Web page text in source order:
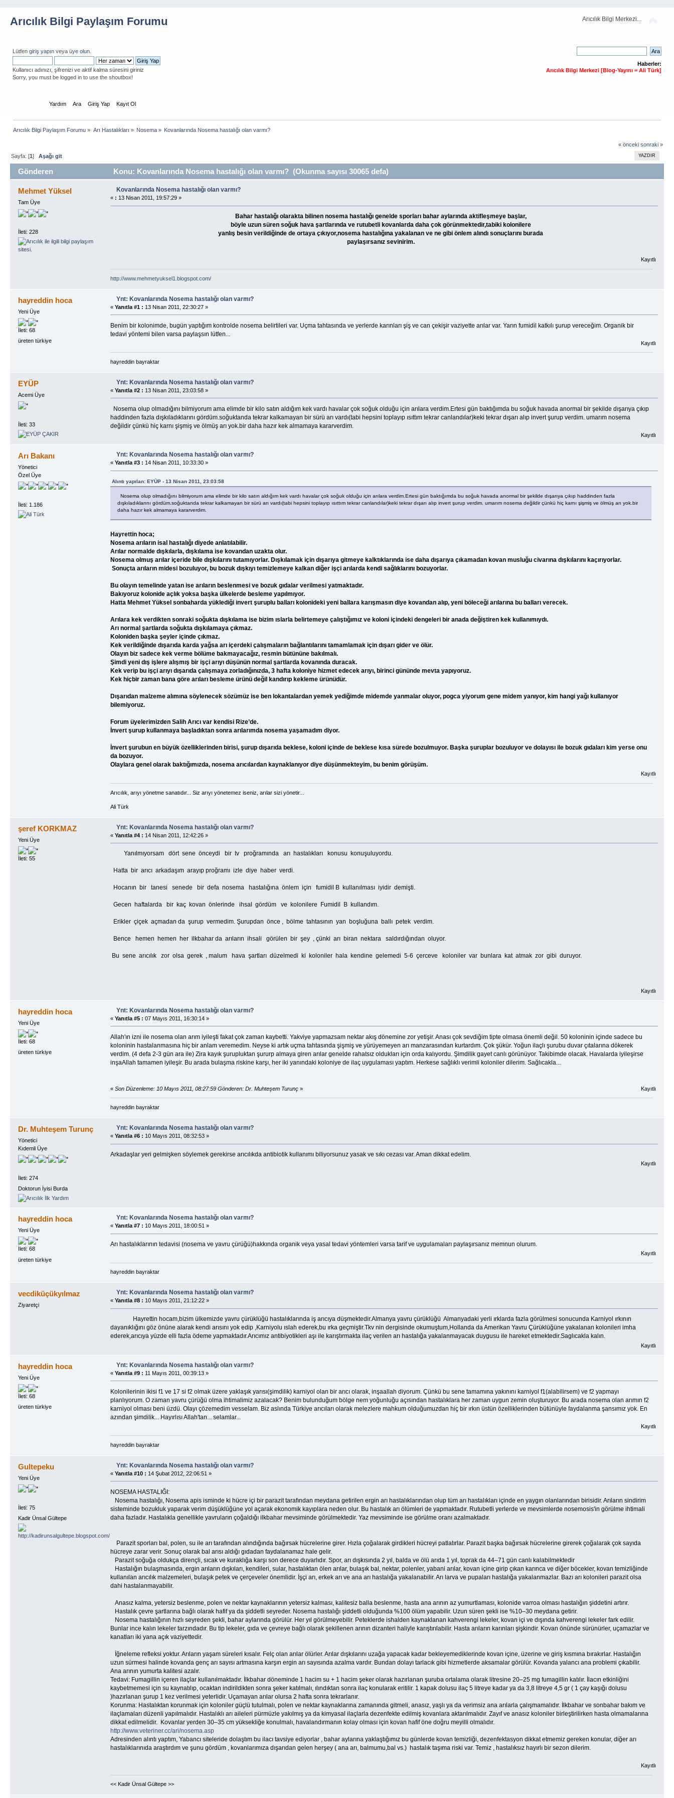
Arıcılık Bilgi Paylaşım Forumu Arıcılık Bilgi Merkezi...
Lütfen giriş yapın veya üye olun
Kullanıcı adınızı, şifrenizi ve aktif kalma süresini giriniz
Sorry, you must be logged in to use the shoutbox!
Haberler:
Arıcılık Bilgi Merkezi [Blog-Yayını = Ali Türk]
Yardım Ara Giriş Yap Kayıt Ol
Arıcılık Bilgi Paylaşım Forumu » Arı Hastalıkları » Nosema» Kovanlarında Nosema hastalığı olan varmı?
« önceki sonraki »
YAZDIR
Sayfa: [1]Aşağı git
Gönderen Konu: Kovanlarında Nosema hastalığı olan varmı? (Okunma sayısı 30065 defa)
Mehmet Yüksel
Tam Üye
İleti: 228
Kovanlarında Nosema hastalığı olan varmı?
« : 13 Nisan 2011, 19:57:29 »
Bahar hastalığı olarakta bilinen nosema hastalığı genelde sporları bahar aylarında aktifleşmeye başlar,
böyle uzun süren soğuk hava şartlarında ve rutubetli kovanlarda daha çok görünmektedir,tabiki kolonilere
yanlış besin verildiğinde de ortaya çıkıyor,nosema hastalığına yakalanan ve ne gibi önlem alındı sonuçlarını burada
paylaşırsanız sevinirim.
Kayıtlı
http://www.mehmetyuksel1.blogspot.com/
hayreddin hoca
Yeni Üye
İleti: 68
üreten türkiye
Ynt: Kovanlarında Nosema hastalığı olan varmı?
« Yanıtla #1 : 13 Nisan 2011, 22:30:27 »
Benim bir kolonimde, bugün yaptığım kontrolde nosema belirtileri var. Uçma tahtasında ve yerlerde karınları şiş ve can çekişir vaziyette arılar var. Yarın fumidil katkılı şurup vereceğim. Organik bir
tedavi yöntemi bilen varsa paylaşsın lütfen...
Kayıtlı
hayreddin bayraktar
EYÜP
Acemi Üye
İleti: 33
Ynt: Kovanlarında Nosema hastalığı olan varmı?
« Yanıtla #2 : 13 Nisan 2011, 23:03:58 »
Nosema olup olmadığını bilmiyorum ama elimde bir kilo satın aldığım kek vardı havalar çok soğuk olduğu için arılara verdim.Ertesi gün baktığımda bu soğuk havada anormal bir şekilde dışarıya çıkıp
haddinden fazla dışkıladıklarını gördüm.soğuktanda tekrar kalkamayan bir sürü arı vardı(tabi hepsini toplayıp ısıttım tekrar canlandılar)keki tekrar dışarı alıp invert şurup verdim. umarım nosema
değildir çünkü hiç karnı şişmiş ve ölmüş arı yok.bir daha hazır kek almamaya kararverdim.
Kayıtlı
Arı Bakanı
Yönetici
Özel Üye
İleti: 1.186
Ynt: Kovanlarında Nosema hastalığı olan varmı?
« Yanıtla #3 : 14 Nisan 2011, 10:33:30 »
Alıntı yapılan: EYÜP - 13 Nisan 2011, 23:03:58
Nosema olup olmadığını bilmiyorum ama elimde bir kilo satın aldığım kek vardı havalar çok soğuk olduğu için arılara verdim.Ertesi gün baktığımda bu soğuk havada anormal bir şekilde dışarıya çıkıp haddinden fazla
dışkıladıklarını gördüm.soğuktanda tekrar kalkamayan bir sürü arı vardı(tabi hepsini toplayıp ısıttım tekrar canlandılar)keki tekrar dışarı alıp invert şurup verdim. umarım nosema değildir çünkü hiç karnı şişmiş ve ölmüş arı yok.bir
daha hazır kek almamaya kararverdim.
Hayrettin hoca;
Nosema arıların isal hastalığı diyede anlatılabilir.
Arılar normalde dışkılarla, dışkılama ise kovandan uzakta olur.
Nosema olmuş arılar içeride bile dışkılarını tutamıyorlar. Dışkılamak için dışarıya gitmeye kalktıklarında ise daha dışarıya çıkamadan kovan musluğu civarına dışkılarını kaçırıyorlar.
Sonuçta arıların midesi bozuluyor, bu bozuk dışkıyı temizlemeye kalkan diğer işçi arılarda kendi sağlıklarını bozuyorlar.
Bu olayın temelinde yatan ise arıların beslenmesi ve bozuk gıdalar verilmesi yatmaktadır.
Bakıyoruz kolonide açlık yoksa başka ülkelerde besleme yapılmıyor.
Hatta Mehmet Yüksel sonbaharda yüklediği invert şuruplu balları kolonideki yeni ballara karışmasın diye kovandan alıp, yeni böleceği arılarına bu balları verecek.
Arılara kek verdikten sonraki soğukta dışkılama ise bizim ıslarla belirtemeye çalıştığımız ve koloni içindeki dengeleri bir anada değiştiren kek kullanımıydı.
Arı normal şartlarda soğukta dışkılamaya çıkmaz.
Koloniden başka şeyler içinde çıkmaz.
Kek verildiğinde dışarıda karda yağsa arı içerdeki çalışmaların bağlantılarını tamamlamak için dışarı gider ve ölür.
Olayın biz sadece kek verme bölüme bakmayacağız, resmin bütününe bakılmalı.
Şimdi yeni dış işlere alışmış bir işçi arıyı düşünün normal şartlarda kovanında duracak.
Kek verip bu işçi arıyı dışarıda çalışmaya zorladığınızda, 3 hafta koloniye hizmet edecek arıyı, birinci gününde mevta yapıyoruz.
Kek hiçbir zaman bana göre arıları besleme ürünü değil kandırıp kekleme ürünüdür.
Dışarıdan malzeme alımına söylenecek sözümüz ise ben lokantalardan yemek yediğimde midemde yanmalar oluyor, pogca yiyorum gene midem yanıyor, kim hangi yağı kullanıyor
bilemiyoruz.
Forum üyelerimizden Salih Arıcı var kendisi Rize’de.
İnvert şurup kullanmaya başladıktan sonra arılarımda nosema yaşamadım diyor.
İnvert şurubun en büyük özelliklerinden birisi, şurup dışarıda beklese, koloni içinde de beklese kısa sürede bozulmuyor. Başka şuruplar bozuluyor ve dolayısı ile bozuk gıdaları kim yerse onu
da bozuyor.
Olaylara genel olarak baktığımızda, nosema arıcılardan kaynaklanıyor diye düşünmekteyim, bu benim görüşüm.
Kayıtlı
Arıcılık, arıyı yönetme sanatıdır... Siz arıyı yönetemez iseniz, arılar sizi yönetir...
Ali Türk
şeref KORKMAZ
Yeni Üye
İleti: 55
Ynt: Kovanlarında Nosema hastalığı olan varmı?
« Yanıtla #4 : 14 Nisan 2011, 12:42:26 »
Yanılmıyorsam dört sene önceydi bir tv proğramında arı hastalıkları konusu konuşuluyordu.
Hatta bir arıcı arkadaşım arayıp proğramı izle diye haber verdi.
Hocanın bir tanesi senede bir defa nosema hastalığına önlem için fumidil B kullanılması iyidir demişti.
Gecen haftalarda bir kaç kovan önlerinde ihsal gördüm ve kolonilere Fumidil B kullandım.
Erikler çiçek açmadan da şurup vermedim. Şurupdan önce , bölme tahtasının yan boşluğuna ballı petek verdim.
Bence hemen hemen her ilkbahar da arıların ihsali görülen bir şey , çünki arı biran nektara saldırdığından oluyor.
Bu sene arıcılık zor olsa gerek , malum hava şartları düzelmedi ki koloniler hala kendine gelemedi 5-6 çerceve koloniler var bunlara kat atmak zor gibi duruyor.
Kayıtlı
hayreddin hoca
Yeni Üye
İleti: 68
üreten türkiye
Ynt: Kovanlarında Nosema hastalığı olan varmı?
« Yanıtla #5 : 07 Mayıs 2011, 16:30:14 »
Allah'ın izni ile nosema olan arım iyileşti fakat çok zaman kaybetti. Yakviye yapmazsam nektar akış dönemine zor yetişir. Anası çok sevdiğim tipte olmasa önemli değil. 50 koloninin içinde sadece bu
koloninin hastalanmasına hiç bir anlam veremedim. Neyse ki artık uçma tahtasında şişmiş ve yürüyemeyen arı manzarasından kurtardım. Çok şükür. Yoğun ilaçlı şurubu duvar çıtalarına dökerek
verdim. (4 defa 2-3 gün ara ile) Zira kayık şurupluktan şururp almaya giren arılar genelde rahatsız oldukları için orda kalıyordu. Şimdilik gayet canlı görünüyor. Takibimde olacak. Havalarda iyileşirse
inşaAllah tamamen iyileşir. Bu arada bulaşma riskine karşı, her iki yanındaki koloniye de ilaç uygulaması yaptım. Herkese sağlıklı verimli koloniler dilerim. Sağlıcakla...
« Son Düzenleme: 10 Mayıs 2011, 08:27:59 Gönderen: Dr. Muhteşem Turunç» Kayıtlı
hayreddin bayraktar
Dr. Muhteşem Turunç
Yönetici
Kıdemli Üye
İleti: 274
Doktorun İyisi Burda
Ynt: Kovanlarında Nosema hastalığı olan varmı?
« Yanıtla #6 : 10 Mayıs 2011, 08:32:53 »
Arkadaşlar yeri gelmişken söylemek gerekirse arıcılıkda antibiotik kullanımı biliyorsunuz yasak ve sıkı cezası var. Aman dikkat edelim.
Kayıtlı
hayreddin hoca
Yeni Üye
İleti: 68
üreten türkiye
Ynt: Kovanlarında Nosema hastalığı olan varmı?
« Yanıtla #7 : 10 Mayıs 2011, 18:00:51 »
Arı hastalıklarının tedavisi (nosema ve yavru çürüğü)hakkında organik veya yasal tedavi yöntemleri varsa tarif ve uygulamaları paylaşırsanız memnun olurum.
Kayıtlı
hayreddin bayraktar
vecdiküçükyılmaz
Ziyaretçi
Ynt: Kovanlarında Nosema hastalığı olan varmı?
« Yanıtla #8 : 10 Mayıs 2011, 21:12:22 »
Hayrettin hocam,bizim ülkemizde yavru çürüklüğü hastalıklarında iş arıcıya düşmektedir.Almanya yavru çürüklüğü Almanyadaki yerli ırklarda fazla görülmesi sonucunda Karniyol ırkının
dayanıklığını göz önüne alarak kendi arısını yok edip ,Karniyolu ıslah ederek,bu ırka geçmiştir.Tkv nin dergisinde okumuştum,Hollanda da Amerikan Yavru Çürüklüğüne yakalanan kolonileri imha
ederek,arıcıya yüzde elli fazla ödeme yapmaktadır.Arıcımız antibiyotikleri aşı ile karıştırmakta ilaç verilen arı hastalığa yakalanmayacak duygusu ile hareket etmektedir.Saglıcakla kalın.
Kayıtlı
hayreddin hoca
Yeni Üye
İleti: 68
üreten türkiye
Ynt: Kovanlarında Nosema hastalığı olan varmı?
« Yanıtla #9 : 11 Mayıs 2011, 00:39:13 »
Kolonilerinin ikisi f1 ve 17 si f2 olmak üzere yaklaşık yarısı(şimdilik) karniyol olan bir arıcı olarak, inşaallah diyorum. Çünkü bu sene tamamına yakınını karniyol f1(alabilirsem) ve f2 yapmayı
planlıyorum. O zaman yavru çürüğü olma ihtimalimiz azalacak? Benim bulunduğum bölge nem yoğunluğu açısından hastalıklara her zaman uygun zemin oluşturuyor. Bu arada nosema olan arımın f2
karniyol olması beni üzdü. Olayı çözemedim vesselam. Biz aslında Türkiye arıcıları olarak melezlere mahkum olduğumuzdan hiç bir ırkın üstün özelliklerinden bütünüyle faydalanma şansımız yok. En
azından şimdilik... Hayırlısı Allah'tan... selamlar...
Kayıtlı
hayreddin bayraktar
Gultepeku
Yeni Üye
İleti: 75
Kadir Ünsal Gültepe
Ynt: Kovanlarında Nosema hastalığı olan varmı?
« Yanıtla #10 : 14 Şubat 2012, 22:06:51 »
NOSEMA HASTALIĞI:
Nosema hastalığı, Nosema apis isminde ki hücre içi bir parazit tarafından meydana getirilen ergin arı hastalıklarından olup tüm arı hastalıkları içinde en yaygın olanlarından birisidir. Arıların sindirim
sisteminde bozukluk yaparak verim düşüklüğüne yol açarak ekonomik kayıplara neden olur. Bu hastalık arı ölümleri de yapmaktadır. Rutubetli yerlerde ve mevsimlerde nosemosis'in görülme ihtimali
daha fazladır. Hastalıkla genellikle yavruların çoğaldığı ilkbahar mevsiminde görülmektedir. Yaz mevsiminde ise görülme oranı azalmaktadır.
Parazit sporları bal, polen, su ile arı tarafından alındığında bağırsak hücrelerine girer. Hızla çoğalarak girdikleri hücreyi patlatırlar. Parazit başka bağırsak hücrelerine girerek çoğalarak çok sayıda
hücreye zarar verir. Sonuç olarak bal arısı aldığı gıdadan faydalanamaz hale gelir.
Parazit soğuğa oldukça dirençli, sıcak ve kuraklığa karşı son derece duyarlıdır. Spor, arı dışkısında 2 yıl, balda ve ölü arıda 1 yıl, toprak da 44–71 gün canlı kalabilmektedir
Hastalığın bulaşmasında, ergin arıların dışkıları, kendileri, sular, hastalıktan ölen arılar, bulaşık bal, nektar, polenler, yabani arılar, kovan içine girip çıkan karınca ve diğer böcekler, kovan temizliğinde
kullanılan arıcılık malzemeleri, bulaşık petek ve çerçeveler önemlidir. İşçi arı, erkek arı ve ana arı hastalığa yakalanabilir. Arı larva ve pupaları hastalığa yakalanmazlar. Bazı arı kolonileri parazit olsa
dahi hastalanmayabilir.
Anasız kalma, yetersiz beslenme, polen ve nektar kaynaklarının yetersiz kalması, kalitesiz balla beslenme, hasta ana arının az yumurtlaması, kolonide varroa olması hastalığın şiddetini artırır.
Hastalık çevre şartlarına bağlı olarak hafif ya da şiddetli seyreder. Nosema hastalığı şiddetli olduğunda %100 ölüm yapabilir. Uzun süren şekli ise %10–30 meydana getirir.
Nosema hastalığının hızlı seyreden şekli, bahar aylarında görülür. Her yıl görülmeyebilir. Peteklerde ishalden kaynaklanan kahverengi lekeler, kovan içi ve dışında kahverengi lekeler fark edilir.
Bunlar ince kalın lekeler tarzındadır. Bu tip lekeler, gıda ve çevreye bağlı olarak şekillenen arının dizanteri haliyle karıştırılabilir. Hasta arıların karınları şişkindir. Kovan önünde sürünürler, uçamazlar ve
kanatları iki yana açık vaziyettedir.
İğneleme refleksi yoktur. Arıların yaşam süreleri kısalır. Felç olan arılar ölürler. Arılar dışkılarını uzağa yapacak kadar bekleyemediklerinde kovan içine, üzerine ve giriş kısmına bırakırlar. Hastalığın
uzun sürmesi halinde kovanda genç arı sayısı artmasına karşın ergin arı sayısında azalma vardır. Bundan dolayı tarlacık gibi hizmetlerde aksamalar görülür. Kovanda yalancı ana problemi çıkabilir.
Ana arının yumurta kalitesi azalır.
Tedavi: Fumagillin içeren ilaçlar kullanılmaktadır. İlkbahar döneminde 1 hacim su + 1 hacim şeker olarak hazırlanan şuruba ortalama olarak litresine 20–25 mg fumagillin katılır. İlacın etkinliğini
kaybetmemesi için su kaynatılıp, ocaktan indirildikten sonra şeker katılmalı, ılındıktan sonra ilaç konularak eritilir. 1 kapak dolusu ilaç 5 litreye kadar ya da 3,8 litreye 4,5 gr ( 1 çay kaşığı dolusu
)hazırlanan şurup 1 kez verilmesi yeterlidir. Uçamayan arılar olursa 2 hafta sonra tekrarlanır.
Korunma: Hastalıktan korunmak için koloniler güçlü tutulmalı, polen ve nektar kaynaklarına zamanında gitmeli, anasız, yaşlı ya da verimsiz ana arılarla çalışmamalıdır. İlkbahar ve sonbahar bakım ve
ilaçlamaları düzenli yapılmalıdır. Hastalıklı arı aileleri pürmüzle yakılmış ya da kimyasal ilaçlarla dezenfekte edilmiş kovanlara aktarılmalıdır. Zayıf ve anasız koloniler birleştirilirken hasta olmamalarına
dikkat edilmelidir. Kovanlar yerden 30–35 cm yüksekliğe konulmalı, havalandırmanın kolay olması için kovan hafif öne doğru meyilli olmalıdır.
http://www.veteriner.cc/ari/nosema.asp
Adresinden alıntı yaptım, Yabancı siteleride dolaştım bu ilacı tavsiye ediyorlar , bahar aylarına yaklaştığımız bu günlerde kovan temizliği, dezenfektasyon dikkat etmemiz gereken konular, diğer arı
hastalıklarınıda araştırdım ve şunu gördüm , kovanlarımıza dışarıdan gelen herşey ( ana arı, balmumu,bal vs.) hastalık taşıma riski var. Temiz , hastalıksız hayırlı bir sezon dilerim.
Kayıtlı
<< Kadir Ünsal Gültepe >>